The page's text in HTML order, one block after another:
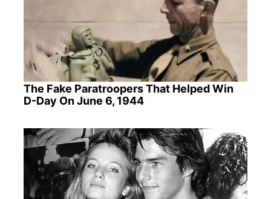
The Fake Paratroopers That Helped Win
D-Day On June 6, 1944